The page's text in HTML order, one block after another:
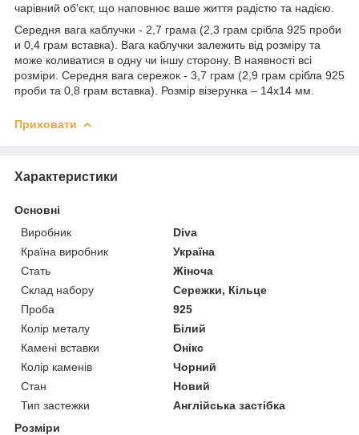
чарівний об'єкт, що наповнює ваше життя радістю та надією.
Середня вага каблучки - 2,7 грама (2,3 грам срібла 925 проби
и 0,4 грам вставка). Вага каблучки залежить від розміру та
може коливатися в одну чи іншу сторону. В наявності всі
розміри. Середня вага сережок - 3,7 грам (2,9 грам срібла 925
проби та 0,8 грам вставка). Розмір візерунка – 14х14 мм.
Приховати
Характеристики
Основні
Виробник
Diva
Країна виробник
Україна
Стать
Жіноча
Склад набору
Сережки, Кільце
Проба
925
Колір металу
Білий
Камені вставки
Онікс
Колір каменів
Чорний
Стан
Новий
Тип застежки
Англійська застібка
Розміри